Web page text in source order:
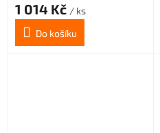
1 014 Kč / ks
Do košíku